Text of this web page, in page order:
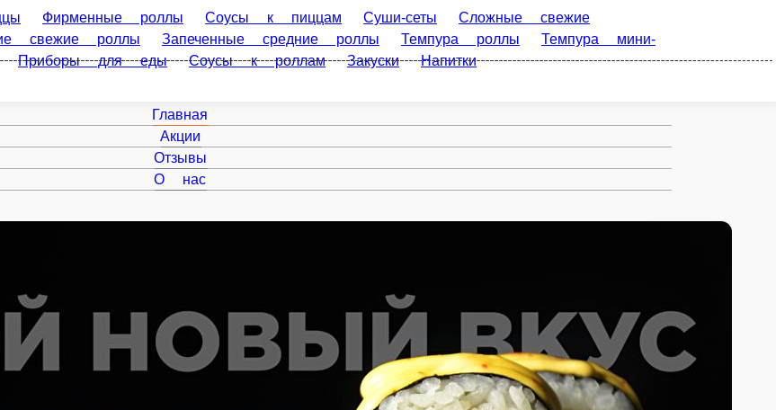
Главная
Акции
Отзывы
О нас
Фирменные роллы Соусы к пиццам Суши-сеты Сложные свежие роллы
Запеченные сложные
Темпура роллы Темпура мини-роллы Запеченные мини-роллы Мини-роллы
Приборы для